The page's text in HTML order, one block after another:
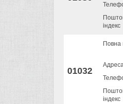
індекс
01032
Повна
індекс